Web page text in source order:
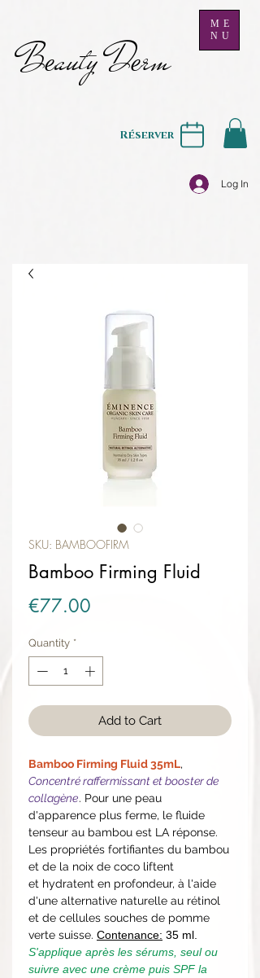
Beauty Derm
ME
NU
Log In
Réserver
SKU: BAMBOOFIRM
Bamboo Firming Fluid
€77.00
Quantity *
Add to Cart
Bamboo Firming Fluid 35mL,
Concentré raffermissant et booster de
collagène. Pour une peau
d'apparence plus ferme, le fluide
tenseur au bambou est LA réponse.
Les propriétés fortifiantes du bambou
et de la noix de coco liftent
et hydratent en profondeur, à l'aide
d'une alternative naturelle au rétinol
et de cellules souches de pomme
verte suisse. Contenance: 35 ml.
S'applique après les sérums, seul ou
suivre avec une crème puis SPF la